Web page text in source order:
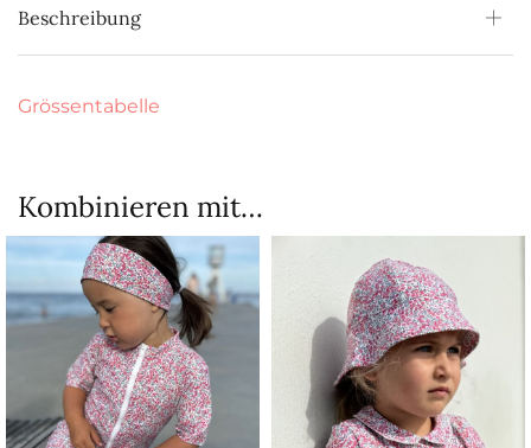
Beschreibung
Grössentabelle
Kombinieren mit…